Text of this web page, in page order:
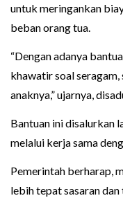
untuk meringankan
beban orang tua.
“Dengan adanya
khawatir soal seragam,
anaknya,” ujarnya,
Bantuan ini disalurkan
melalui kerja sama
Pemerintah berharap,
lebih tepat sasaran